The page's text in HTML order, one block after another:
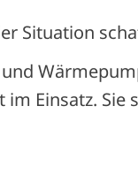
Situation
Einsatz.